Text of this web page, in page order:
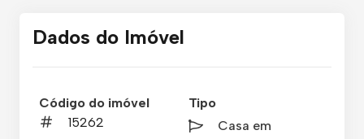
Dados do Imóvel
Código do imóvel
15262
Tipo
Casa em